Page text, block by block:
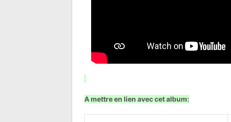
A mettre en lien avec cet album: